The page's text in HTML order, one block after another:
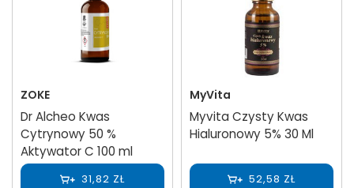
ZOKE
Dr Alcheo Kwas
Cytrynowy 50 %
Aktywator C 100 ml
31,82 ZŁ
MyVita
Myvita Czysty Kwas
Hialuronowy 5% 30 Ml
52,58 ZŁ